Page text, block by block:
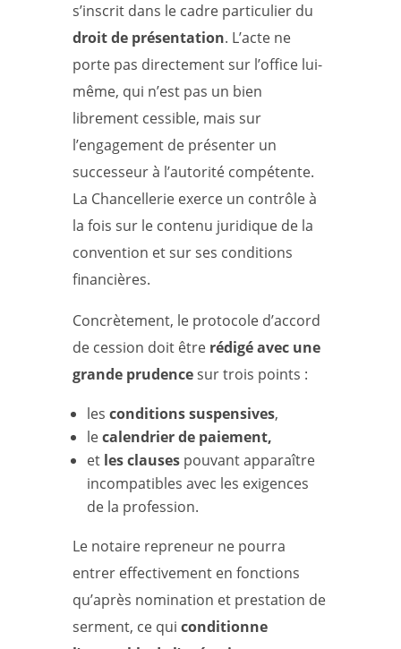
s’inscrit dans le cadre particulier du
droit de présentation. L’acte ne
porte pas directement sur l’office lui-
même, qui n’est pas un bien
librement cessible, mais sur
l’engagement de présenter un
successeur à l’autorité compétente.
La Chancellerie exerce un contrôle à
la fois sur le contenu juridique de la
convention et sur ses conditions
financières.
Concrètement, le protocole d’accord
de cession doit être rédigé avec une
grande prudencesur trois points :
les conditions suspensives,
lecalendrier de paiement,
et les clausespouvant apparaître
incompatibles avec les exigences
de la profession.
Le notaire repreneur ne pourra
entrer effectivement en fonctions
qu’après nomination et prestation de
serment, ce qui conditionne